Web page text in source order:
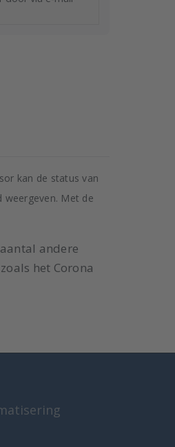
kan de status van
weergeven. Met de
andere
het Corona